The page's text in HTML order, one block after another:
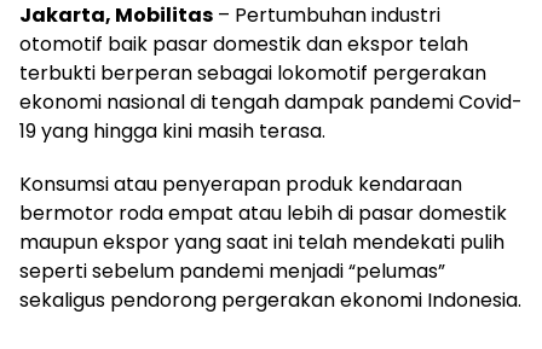
Jakarta, Mobilitas – Pertumbuhan industri
otomotif baik pasar domestik dan ekspor telah
terbukti berperan sebagai lokomotif pergerakan
ekonomi nasional di tengah dampak pandemi Covid-
19 yang hingga kini masih terasa.
Konsumsi atau penyerapan produk kendaraan
bermotor roda empat atau lebih di pasar domestik
maupun ekspor yang saat ini telah mendekati pulih
seperti sebelum pandemi menjadi “pelumas”
sekaligus pendorong pergerakan ekonomi Indonesia.